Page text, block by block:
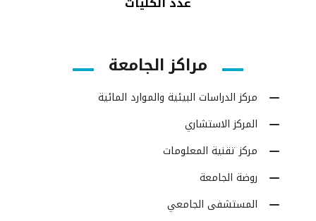
مراكز الجامعة
مركز الدراسات البيئية والموارد المائية
المركز الاستشاري
مركز تقنية المعلومات
روضة الجامعة
المستشفى الجامعي